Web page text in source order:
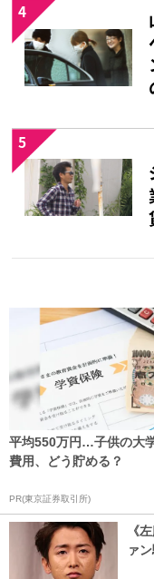
4
5
平均550万円…子供の大
費用、どう貯める？
PR(東京証券取引所)
《
ァ